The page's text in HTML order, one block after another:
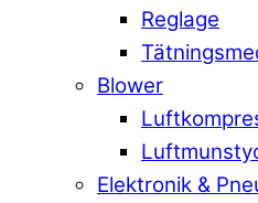
Reglage
Blower
Elektronik &